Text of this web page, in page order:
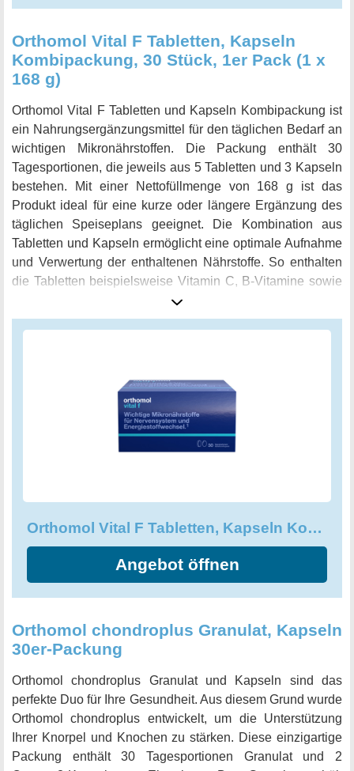
Orthomol Vital F Tabletten, Kapseln
Kombipackung, 30 Stück, 1er Pack (1 x
168 g)
Orthomol Vital F Tabletten und Kapseln Kombipackung ist
ein Nahrungsergänzungsmittel für den täglichen Bedarf an
wichtigen Mikronährstoffen. Die Packung enthält 30
Tagesportionen, die jeweils aus 5 Tabletten und 3 Kapseln
bestehen. Mit einer Nettofüllmenge von 168 g ist das
Produkt ideal für eine kurze oder längere Ergänzung des
täglichen Speiseplans geeignet. Die Kombination aus
Tabletten und Kapseln ermöglicht eine optimale Aufnahme
und Verwertung der enthaltenen Nährstoffe. So enthalten
die Tabletten beispielsweise Vitamin C, B-Vitamine sowie
Magnesium und Eisen für eine gesunde Energiebilanz und
zur Unterstützung des Immunsystems. In den Kapseln sind
ist frei von Lactose und Gluten und für Diabetiker geeignet.
Mit diesem Nahrungsergänzungsmittel können Sie
sicherstellen, dass Ihr Körper optimal mit wichtigen
Mikronährstoffen versorgt ist und somit aktiv und vital
Orthomol Vital F Tabletten, Kapseln Kombipackung, 30 Stück
Angebot öffnen
Orthomol chondroplus Granulat, Kapseln
30er-Packung
Orthomol chondroplus Granulat und Kapseln sind das
perfekte Duo für Ihre Gesundheit. Aus diesem Grund wurde
Orthomol chondroplus entwickelt, um die Unterstützung
Ihrer Knorpel und Knochen zu stärken. Diese einzigartige
Packung enthält 30 Tagesportionen Granulat und 2